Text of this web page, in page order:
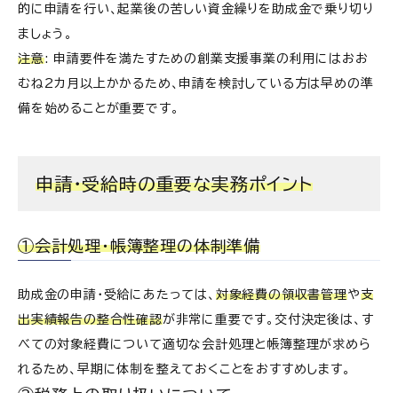
的に申請を行い、起業後の苦しい資金繰りを助成金で乗り切り
ましょう。
注意: 申請要件を満たすための創業支援事業の利用にはおお
むね2カ月以上かかるため、申請を検討している方は早めの準
備を始めることが重要です。
申請・受給時の重要な実務ポイント
①会計処理・帳簿整理の体制準備
助成金の申請・受給にあたっては、 対象経費の領収書管理や支
出実績報告の整合性確認が非常に重要です。交付決定後は、す
べての対象経費について適切な会計処理と帳簿整理が求めら
れるため、早期に体制を整えておくことをおすすめします。